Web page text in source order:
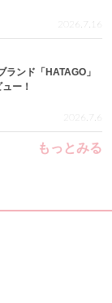
2026.7.16
ンド「HATAGO」
ー！
2026.7.6
もっとみる